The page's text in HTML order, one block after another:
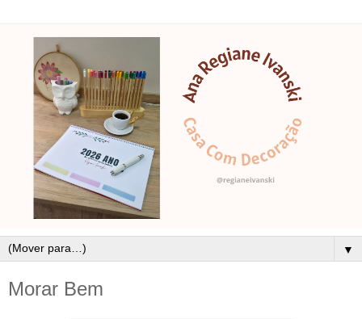
▼
Morar Bem